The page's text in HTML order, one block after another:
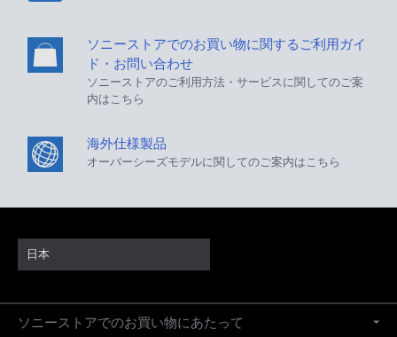
ソニーストアでのお買い物に関するご利用ガイ
ド・お問い合わせ
ソニーストアのご利用方法・サービスに関してのご案
内はこちら
海外仕様製品
オーバーシーズモデルに関してのご案内はこちら
日本
ソニーストアでのお買い物にあたって